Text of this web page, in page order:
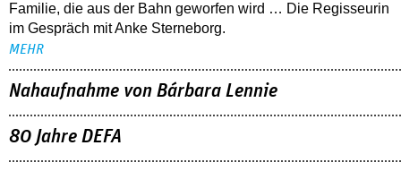
Familie, die aus der Bahn geworfen wird … Die Regisseurin
im Gespräch mit Anke Sterneborg.
MEHR
Nahaufnahme von Bárbara Lennie
80 Jahre DEFA